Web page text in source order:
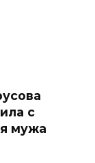
с
мужа